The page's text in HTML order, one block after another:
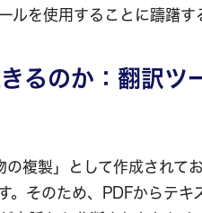
ルを使用することに躊躇す
るのか：翻訳ツ
複製」として作成されて
。そのため、PDFからテ